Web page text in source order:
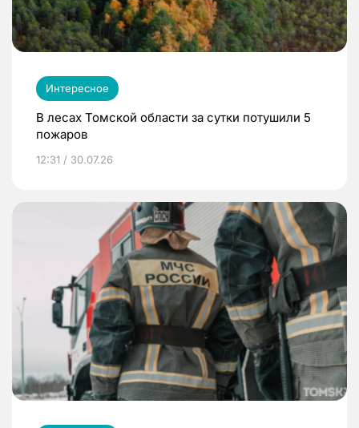
Интересное
В лесах Томской области за сутки потушили 5
пожаров
12:31 / 30.07.26